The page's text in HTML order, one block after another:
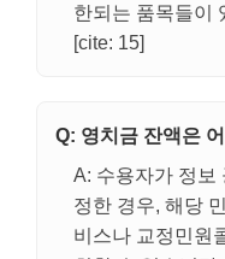
한되는 품목들이
[cite: 15]
Q: 영치금 잔액은
A: 수용자가 정보
정한 경우, 해당
비스나 교정민원